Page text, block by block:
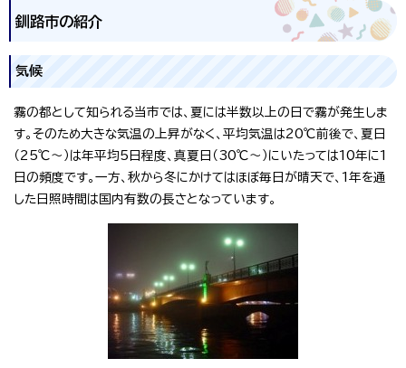
釧路市の紹介
気候
霧の都として知られる当市では、夏には半数以上の日で霧が発生しま
す。そのため大きな気温の上昇がなく、平均気温は20℃前後で、夏日
（25℃～）は年平均5日程度、真夏日（30℃～）にいたっては10年に1
日の頻度です。一方、秋から冬にかけてはほぼ毎日が晴天で、1年を通
した日照時間は国内有数の長さとなっています。